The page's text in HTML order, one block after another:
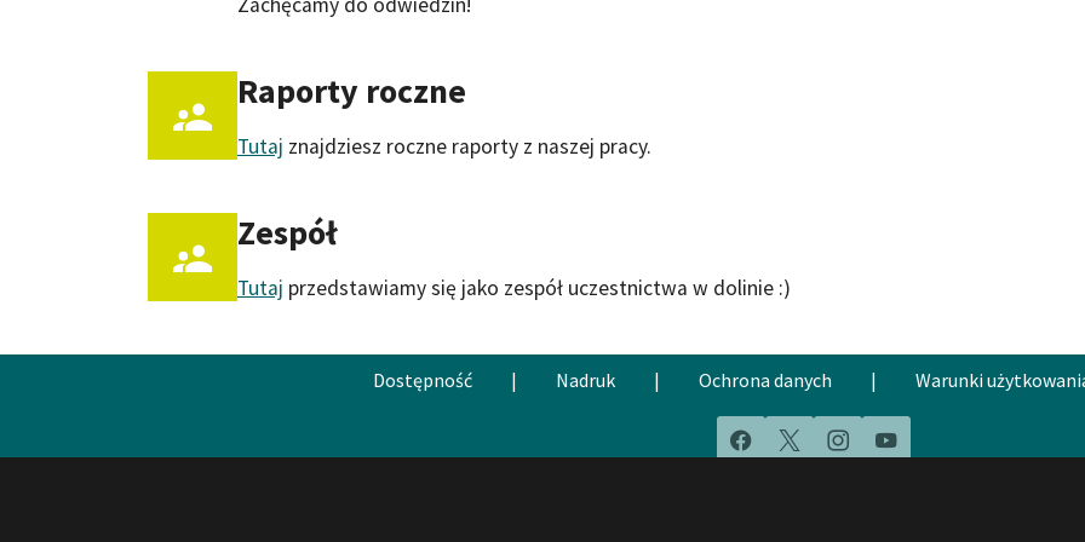
Raporty roczne
Tutaj znajdziesz roczne raporty z naszej pracy.
Zespół
Tutaj przedstawiamy się jako zespół uczestnictwa w dolinie :)
Dostępność | Nadruk | Ochrona danych | Warunki
Facebook
X Instagram
YouTube